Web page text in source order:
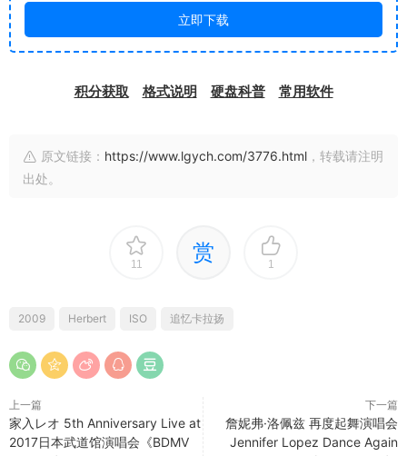
立即下载
积分获取 格式说明 硬盘科普 常用软件
原文链接： https://www.lgych.com/3776.html ，转载请注明
出处。
11 赏 1
2009 Herbert ISO 追忆卡拉扬
上一篇
家入レオ 5th Anniversary Live at
2017日本武道馆演唱会《BDMV
下一篇
詹妮弗·洛佩兹 再度起舞演唱会
Jennifer Lopez Dance Again